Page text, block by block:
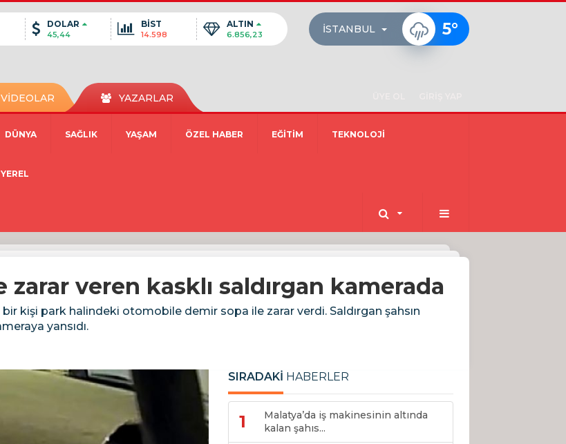
DOLAR
45,44
BİST
14.598
ALTIN
6.856,23 İSTANBUL 5°
VİDEOLAR YAZARLAR
DÜNYA SAĞLIK YAŞAM ÖZEL HABER EĞİTİM TEKNOLOJİ
YEREL
zarar veren kasklı saldırgan kamerada
kişi park halindeki otomobile demir sopa ile zarar verdi. Saldırgan şahsın
yansıdı.
SIRADAKİ HABERLER
1
Malatya’da iş makinesinin altında
kalan şahıs...